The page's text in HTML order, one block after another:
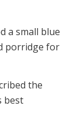
a small blue
porridge for
the
best